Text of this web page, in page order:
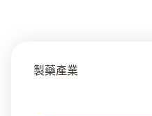
製藥產業